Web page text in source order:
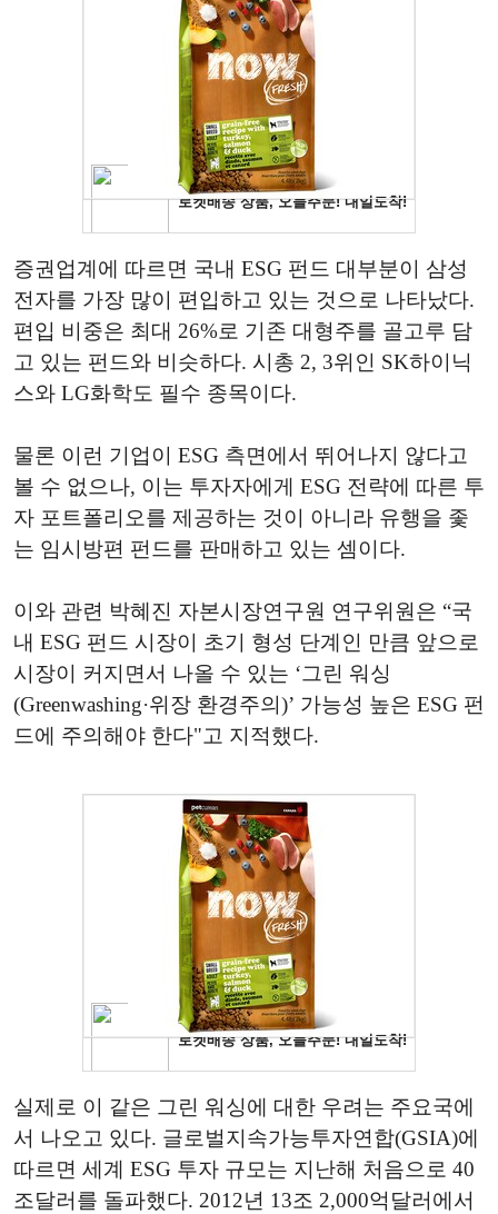
증권업계에 따르면 국내 ESG 펀드 대부분이 삼성
전자를 가장 많이 편입하고 있는 것으로 나타났다.
편입 비중은 최대 26%로 기존 대형주를 골고루 담
고 있는 펀드와 비슷하다. 시총 2, 3위인 SK하이닉
스와 LG화학도 필수 종목이다.
물론 이런 기업이 ESG 측면에서 뛰어나지 않다고
볼 수 없으나, 이는 투자자에게 ESG 전략에 따른 투
자 포트폴리오를 제공하는 것이 아니라 유행을 좇
는 임시방편 펀드를 판매하고 있는 셈이다.
이와 관련 박혜진 자본시장연구원 연구위원은 “국
내 ESG 펀드 시장이 초기 형성 단계인 만큼 앞으로
시장이 커지면서 나올 수 있는 ‘그린 워싱
(Greenwashing·위장 환경주의)’ 가능성 높은 ESG 펀
드에 주의해야 한다"고 지적했다.
실제로 이 같은 그린 워싱에 대한 우려는 주요국에
서 나오고 있다. 글로벌지속가능투자연합(GSIA)에
따르면 세계 ESG 투자 규모는 지난해 처음으로 40
조달러를 돌파했다. 2012년 13조 2,000억달러에서